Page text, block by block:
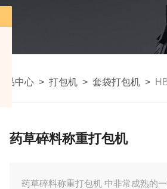
产品中心 > 打包机 > 套袋打包机 >
药草碎料称重打包机
药草碎料称重打包机 中非常成熟的一款产品，我们已经生产了将